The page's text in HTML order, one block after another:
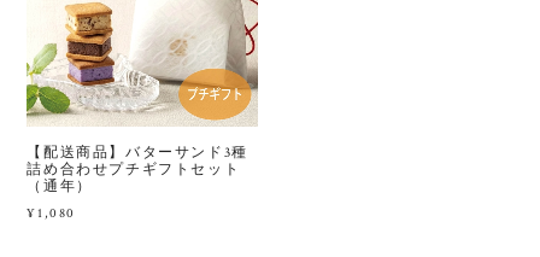
【配送商品】バターサンド3種
詰め合わせプチギフトセット
（通年）
¥1,080